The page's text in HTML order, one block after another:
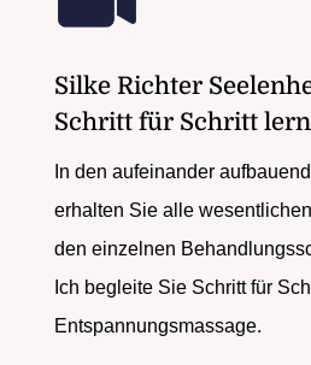
Silke Richter
Schritt für Schritt
In den aufeinander
erhalten Sie alle
den einzelnen
Ich begleite Sie Schritt für
Entspannungsmassage.